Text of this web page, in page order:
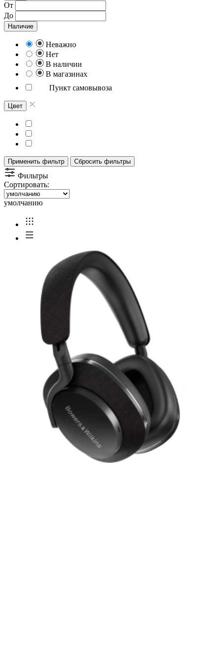
От
До
Наличие
Неважно
Нет
В наличии
В магазинах
Пункт самовывоза
Цвет
Применить фильтр Сбросить фильтры
Фильтры
Сортировать:
умолчанию